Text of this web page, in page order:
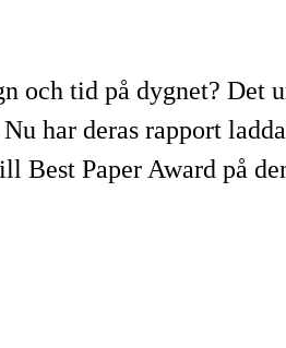
och tid på dygnet?
har deras rapport
Best Paper Award på